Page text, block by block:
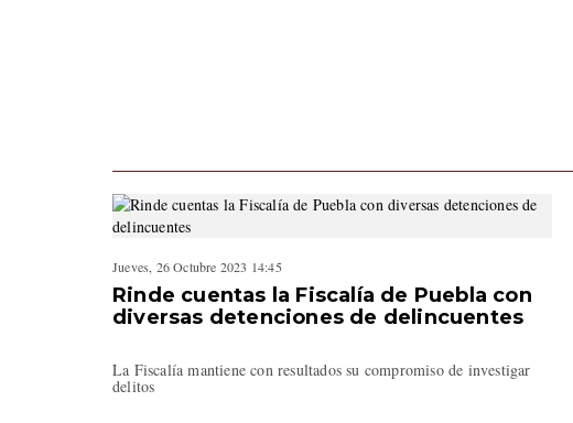
Jueves, 26 Octubre 2023 14:45
Rinde cuentas la Fiscalía de Puebla con
diversas detenciones de delincuentes
La Fiscalía mantiene con resultados su compromiso de investigar
delitos